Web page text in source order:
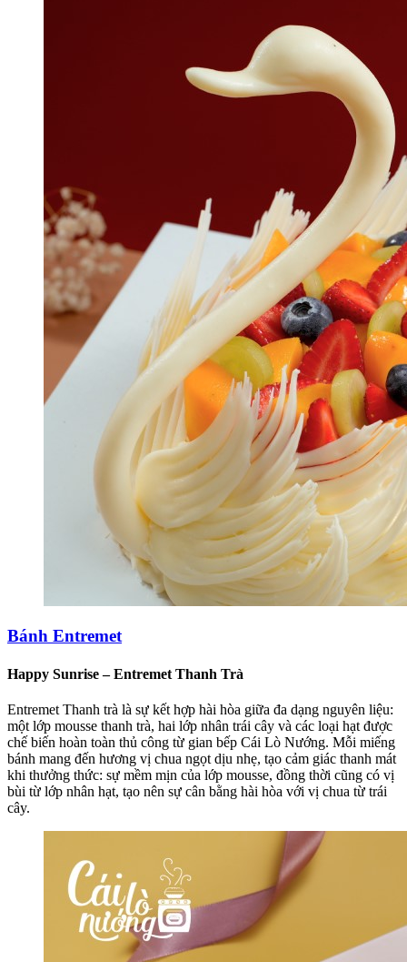
Bánh Entremet
Happy Sunrise – Entremet Thanh Trà
Entremet Thanh trà là sự kết hợp hài hòa giữa đa dạng nguyên liệu:
một lớp mousse thanh trà, hai lớp nhân trái cây và các loại hạt được
chế biến hoàn toàn thủ công từ gian bếp Cái Lò Nướng. Mỗi miếng
bánh mang đến hương vị chua ngọt dịu nhẹ, tạo cảm giác thanh mát
khi thưởng thức: sự mềm mịn của lớp mousse, đồng thời cũng có vị
bùi từ lớp nhân hạt, tạo nên sự cân bằng hài hòa với vị chua từ trái
cây.